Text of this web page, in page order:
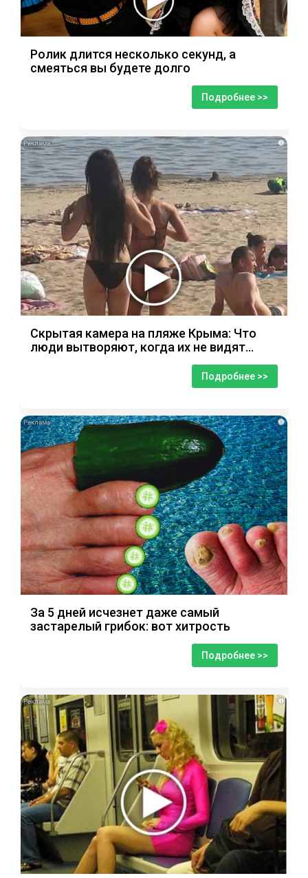
Ролик длится несколько секунд, а
смеяться вы будете долго
Подробнее >>
i
Скрытая камера на пляже Крыма: Что
люди вытворяют, когда их не видят...
Подробнее >>
i
За 5 дней исчезнет даже самый
застарелый грибок: вот хитрость
Подробнее >>
i